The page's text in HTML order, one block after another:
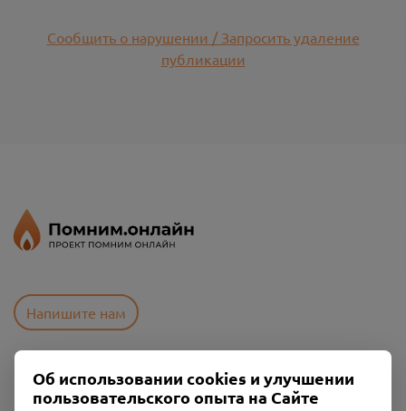
Сообщить о нарушении / Запросить удаление
публикации
Напишите нам
Пользовательское соглашение
Политика конфиденциальности
Об использовании cookies и улучшении
пользовательского опыта на Сайте